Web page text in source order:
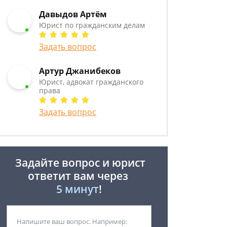
Давыдов Артём
Юрист по гражданским делам
Задать вопрос
Артур Джанибеков
Юрист, адвокат гражданского
права
Задать вопрос
Задайте вопрос и юрист
ответит вам через
5 минут!